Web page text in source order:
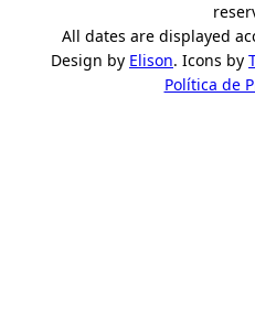
All dates are displayed
Design by Elison. Icons by
Política de